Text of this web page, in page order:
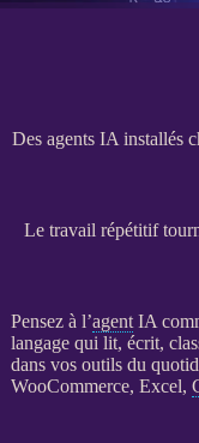
Des agents IA installés
Le travail répétitif
Pensez à l’agent IA
langage qui lit, écrit,
dans vos outils du
WooCommerce, Excel,